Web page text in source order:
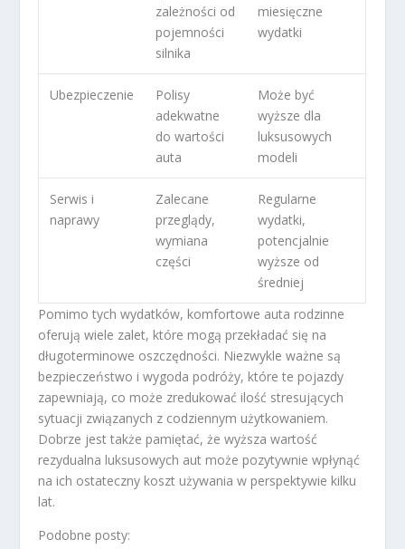
zależności od
pojemności
silnika
miesięczne
wydatki
Ubezpieczenie
Polisy
adekwatne
do wartości
auta
Może być
wyższe dla
luksusowych
modeli
Serwis i
naprawy
Zalecane
przeglądy,
wymiana
części
Regularne
wydatki,
potencjalnie
wyższe od
średniej
Pomimo tych wydatków, komfortowe auta rodzinne
oferują wiele zalet, które mogą przekładać się na
długoterminowe oszczędności. Niezwykle ważne są
bezpieczeństwo i wygoda podróży, które te pojazdy
zapewniają, co może zredukować ilość stresujących
sytuacji związanych z codziennym użytkowaniem.
Dobrze jest także pamiętać, że wyższa wartość
rezydualna luksusowych aut może pozytywnie wpłynąć
na ich ostateczny koszt używania w perspektywie kilku
lat.
Podobne posty: